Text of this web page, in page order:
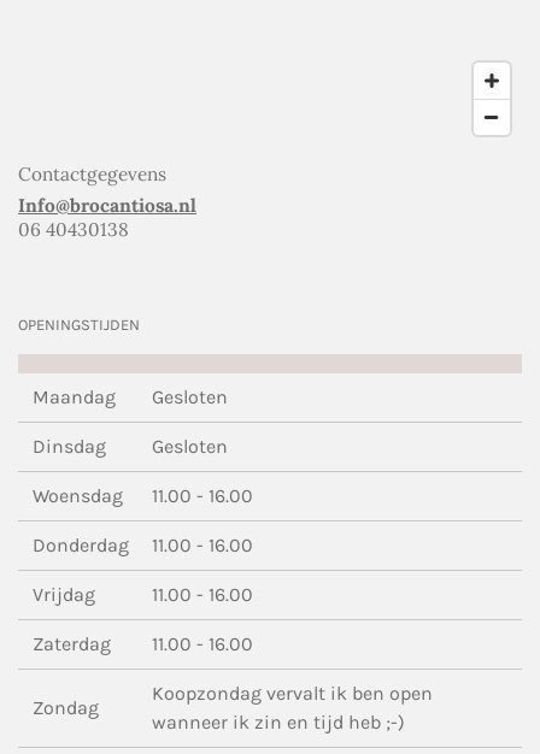
Contactgegevens
Info@brocantiosa.nl
06 40430138
OPENINGSTIJDEN
Maandag Gesloten
Dinsdag Gesloten
Woensdag 11.00 - 16.00
Donderdag 11.00 - 16.00
Vrijdag 11.00 - 16.00
Zaterdag 11.00 - 16.00
Zondag
Koopzondag vervalt ik ben open
wanneer ik zin en tijd heb ;-)